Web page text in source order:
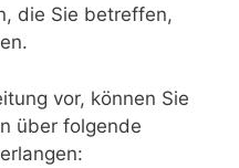
die Sie betreffen,
vor, können Sie
über folgende